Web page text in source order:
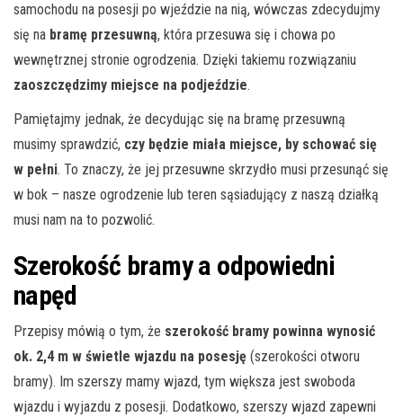
samochodu na posesji po wjeździe na nią, wówczas zdecydujmy
się na bramę przesuwną, która przesuwa się i chowa po
wewnętrznej stronie ogrodzenia. Dzięki takiemu rozwiązaniu
zaoszczędzimy miejsce na podjeździe.
Pamiętajmy jednak, że decydując się na bramę przesuwną
musimy sprawdzić, czy będzie miała miejsce, by schować się
w pełni. To znaczy, że jej przesuwne skrzydło musi przesunąć się
w bok – nasze ogrodzenie lub teren sąsiadujący z naszą działką
musi nam na to pozwolić.
Szerokość bramy a odpowiedni
napęd
Przepisy mówią o tym, że szerokość bramy powinna wynosić
ok. 2,4 m w świetle wjazdu na posesję (szerokości otworu
bramy). Im szerszy mamy wjazd, tym większa jest swoboda
wjazdu i wyjazdu z posesji. Dodatkowo, szerszy wjazd zapewni